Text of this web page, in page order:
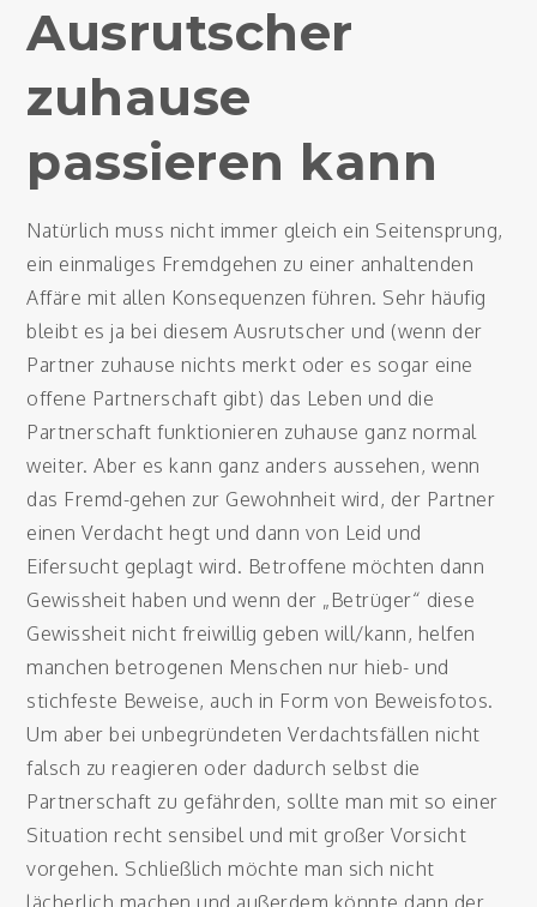
Ausrutscher
zuhause
passieren kann
Natürlich muss nicht immer gleich ein Seitensprung,
ein einmaliges Fremdgehen zu einer anhaltenden
Affäre mit allen Konsequenzen führen. Sehr häufig
bleibt es ja bei diesem Ausrutscher und (wenn der
Partner zuhause nichts merkt oder es sogar eine
offene Partnerschaft gibt) das Leben und die
Partnerschaft funktionieren zuhause ganz normal
weiter. Aber es kann ganz anders aussehen, wenn
das Fremd-gehen zur Gewohnheit wird, der Partner
einen Verdacht hegt und dann von Leid und
Eifersucht geplagt wird. Betroffene möchten dann
Gewissheit haben und wenn der „Betrüger“ diese
Gewissheit nicht freiwillig geben will/kann, helfen
manchen betrogenen Menschen nur hieb- und
stichfeste Beweise, auch in Form von Beweisfotos.
Um aber bei unbegründeten Verdachtsfällen nicht
falsch zu reagieren oder dadurch selbst die
Partnerschaft zu gefährden, sollte man mit so einer
Situation recht sensibel und mit großer Vorsicht
vorgehen. Schließlich möchte man sich nicht
lächerlich machen und außerdem könnte dann der